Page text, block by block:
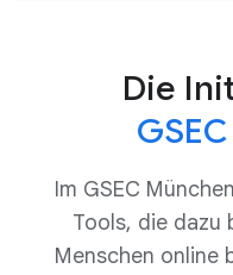
Die
Im GSEC
Tools, die dazu
Menschen online